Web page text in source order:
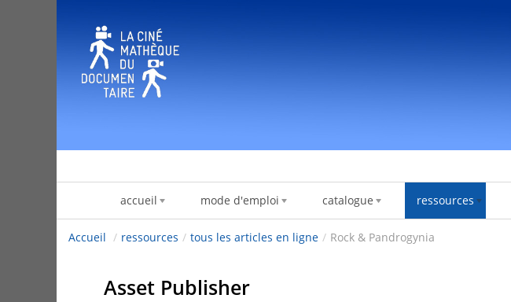
accueil mode d'emploi catalogue ressources
Accueil / ressources / tous les articles en ligne / Rock & Pandrogynia
Asset Publisher